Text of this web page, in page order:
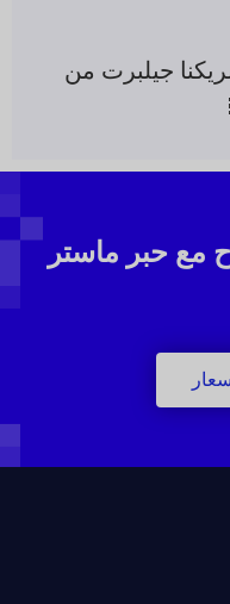
جيلبرت من
مع حبر ماستر